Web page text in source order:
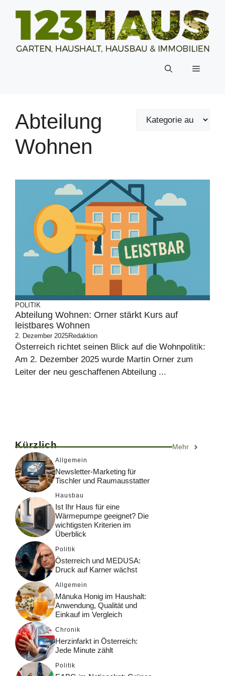
Inhalt
Menü
Abteilung
Wohnen
POLITIK
Abteilung Wohnen: Orner stärkt Kurs auf
leistbares Wohnen
2. Dezember 2025Redaktion
Österreich richtet seinen Blick auf die Wohnpolitik:
Am 2. Dezember 2025 wurde Martin Orner zum
Leiter der neu geschaffenen Abteilung ...
Kürzlich Mehr
Allgemein
Newsletter-Marketing für
Tischler und Raumausstatter
Hausbau
Ist Ihr Haus für eine
Wärmepumpe geeignet? Die
wichtigsten Kriterien im
Überblick
Politik
Österreich und MEDUSA:
Druck auf Karner wächst
Allgemein
Mānuka Honig im Haushalt:
Anwendung, Qualität und
Einkauf im Vergleich
Chronik
Herzinfarkt in Österreich:
Jede Minute zählt
Politik